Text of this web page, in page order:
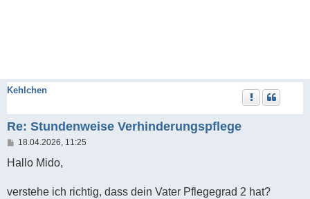
Kehlchen
Re: Stundenweise Verhinderungspflege
B
i
a
18.04.2026, 11:25
Hallo Mido,
verstehe ich richtig, dass dein Vater Pflegegrad 2 hat?